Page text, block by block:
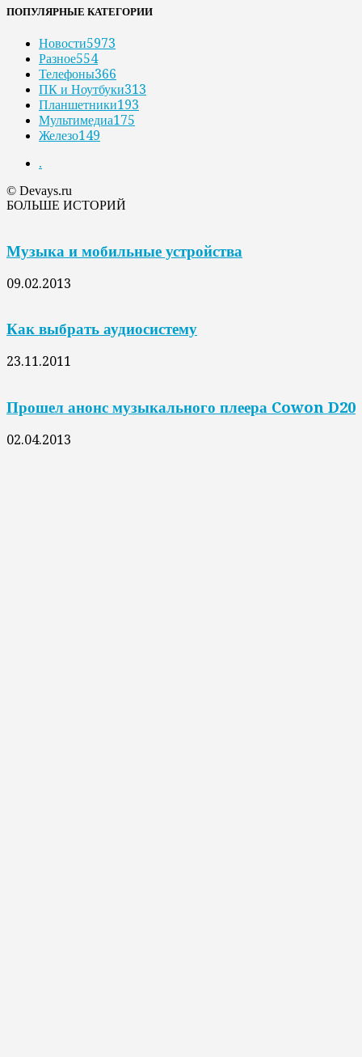
ПОПУЛЯРНЫЕ КАТЕГОРИИ
Новости5973
Разное554
Телефоны366
ПК и Ноутбуки313
Планшетники193
Мультимедиа175
Железо149
.
© Devays.ru
БОЛЬШЕ ИСТОРИЙ
Музыка и мобильные устройства
09.02.2013
Как выбрать аудиосистему
23.11.2011
Прошел анонс музыкального плеера Cowon D20
02.04.2013